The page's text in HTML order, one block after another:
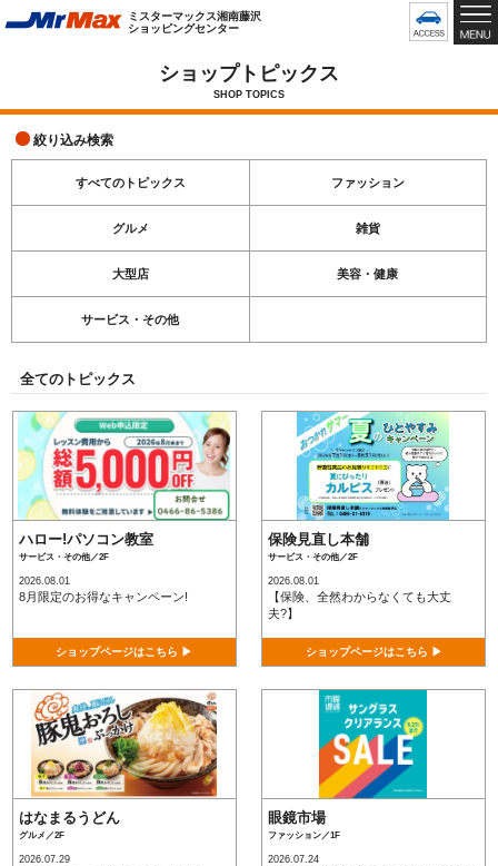
ミスターマックス湘南藤沢
ショッピングセンター
ロ
メ
ニ
ュ
で
ショップトピックス
SHOP TOPICS
絞り込み検索
すべてのトピックス ファッション
グルメ 雑貨
大型店 美容・健康
サービス・その他
全てのトピックス
ハロー!パソコン教室
サービス・その他／2F
2026.08.01
8月限定のお得なキャンペーン!
ショップページはこちら ▶
保険見直し本舗
サービス・その他／2F
2026.08.01
【保険、全然わからなくても大丈
夫?】
ショップページはこちら ▶
はなまるうどん
グルメ／2F
2026.07.29
眼鏡市場
ファッション／1F
2026.07.24